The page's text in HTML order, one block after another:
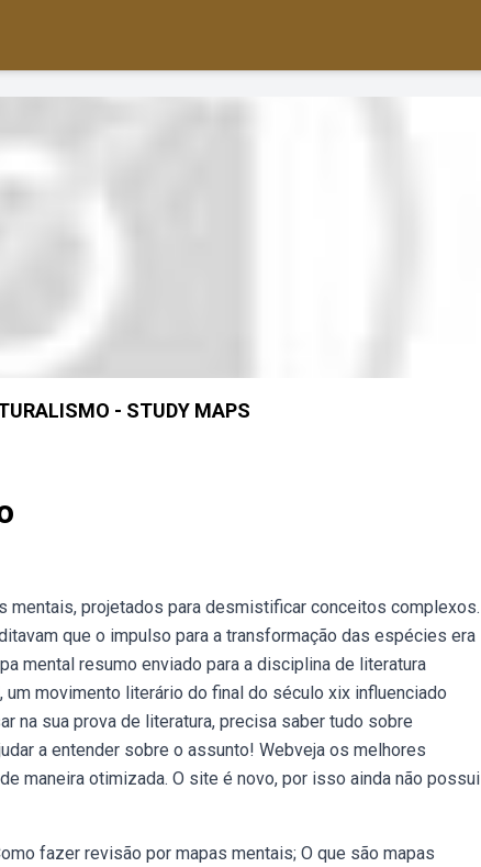
- STUDY MAPS
mentais, projetados para desmistificar conceitos complexos.
que o impulso para a transformação das espécies era
mental resumo enviado para a disciplina de literatura
movimento literário do final do século xix influenciado
na sua prova de literatura, precisa saber tudo sobre
a entender sobre o assunto! Webveja os melhores
maneira otimizada. O site é novo, por isso ainda não possui
fazer revisão por mapas mentais; O que são mapas